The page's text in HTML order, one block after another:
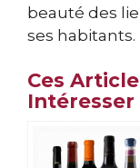
beauté des
ses habitants.
Ces
Intéresser